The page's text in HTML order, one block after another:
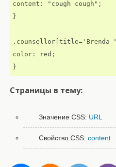
content: "cough cough";
}
.counsellor[title='Brenda
color: red;
}
Страницы в тему:
Значение CSS: URL
Свойство CSS:content